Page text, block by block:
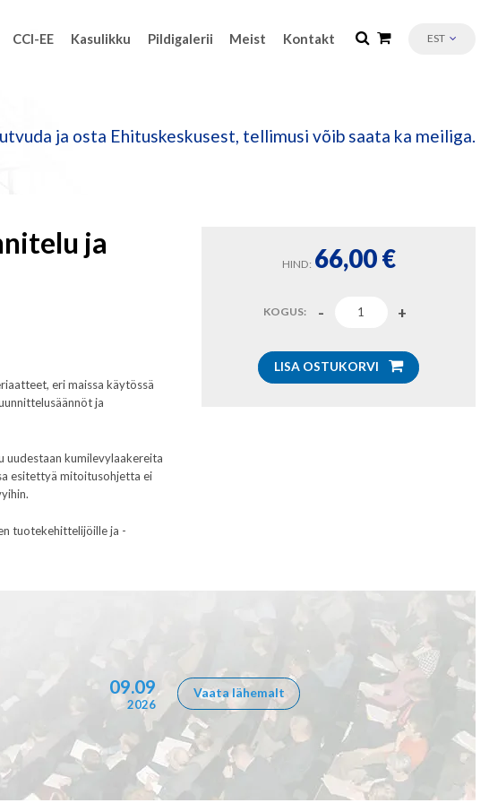
CCI-EE Kasulikku Pildigalerii Meist Kontakt EST
ja osta Ehituskeskusest, tellimusi võib saata ka meiliga.
ja
eri maissa käytössä
ja
uudestaan kumilevylaakereita
esitettyä mitoitusohjetta ei
tuotekehittelijöille ja -
HIND: 66,00€
KOGUS:
LISA OSTUKORVI
09.09
2026
Vaata lähemalt